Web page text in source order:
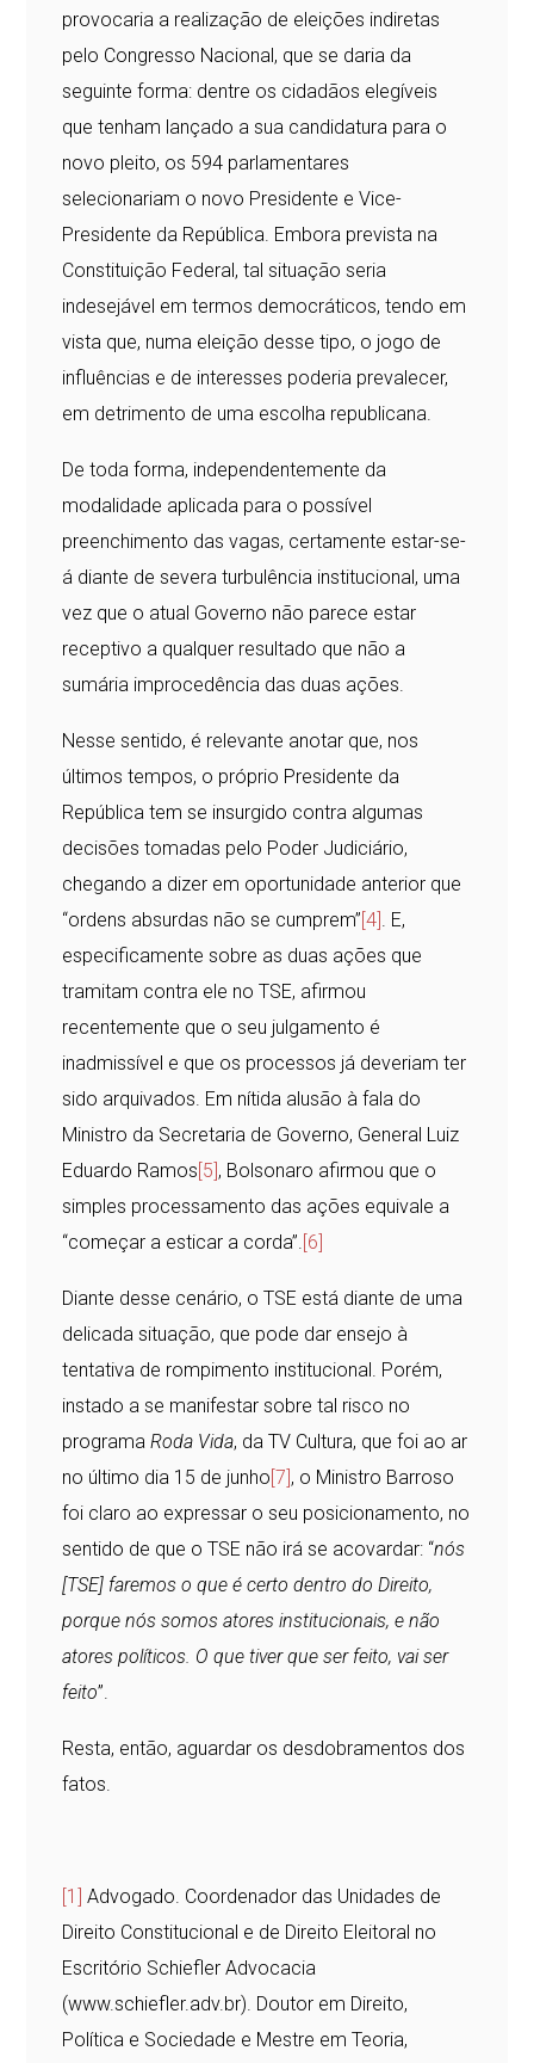
provocaria a realização de eleições indiretas
pelo Congresso Nacional, que se daria da
seguinte forma: dentre os cidadãos elegíveis
que tenham lançado a sua candidatura para o
novo pleito, os 594 parlamentares
selecionariam o novo Presidente e Vice-
Presidente da República. Embora prevista na
Constituição Federal, tal situação seria
indesejável em termos democráticos, tendo em
vista que, numa eleição desse tipo, o jogo de
influências e de interesses poderia prevalecer,
em detrimento de uma escolha republicana.
De toda forma, independentemente da
modalidade aplicada para o possível
preenchimento das vagas, certamente estar-se-
á diante de severa turbulência institucional, uma
vez que o atual Governo não parece estar
receptivo a qualquer resultado que não a
sumária improcedência das duas ações.
Nesse sentido, é relevante anotar que, nos
últimos tempos, o próprio Presidente da
República tem se insurgido contra algumas
decisões tomadas pelo Poder Judiciário,
chegando a dizer em oportunidade anterior que
“ordens absurdas não se cumprem” [4] . E,
especificamente sobre as duas ações que
tramitam contra ele no TSE, afirmou
recentemente que o seu julgamento é
inadmissível e que os processos já deveriam ter
sido arquivados. Em nítida alusão à fala do
Ministro da Secretaria de Governo, General Luiz
Eduardo Ramos [5] , Bolsonaro afirmou que o
simples processamento das ações equivale a
“começar a esticar a corda”. [6]
Diante desse cenário, o TSE está diante de uma
delicada situação, que pode dar ensejo à
tentativa de rompimento institucional. Porém,
instado a se manifestar sobre tal risco no
programaRoda Vida, da TV Cultura, que foi ao ar
no último dia 15 de junho [7] , o Ministro Barroso
foi claro ao expressar o seu posicionamento, no
sentido de que o TSE não irá se acovardar: “nós
[TSE] faremos o que é certo dentro do Direito,
porque nós somos atores institucionais, e não
atores políticos. O que tiver que ser feito, vai ser
feito”.
Resta, então, aguardar os desdobramentos dos
fatos.
[1]
Advogado. Coordenador das Unidades de
Direito Constitucional e de Direito Eleitoral no
Escritório Schiefler Advocacia
(www.schiefler.adv.br). Doutor em Direito,
Política e Sociedade e Mestre em Teoria,